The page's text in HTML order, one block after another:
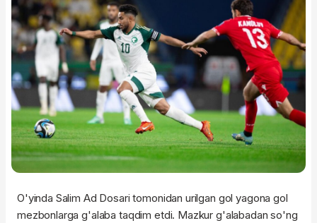
O'yinda Salim Ad Dosari tomonidan urilgan gol yagona gol
mezbonlarga g'alaba taqdim etdi. Mazkur g'alabadan so'ng